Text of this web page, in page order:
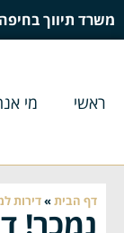
משרד תיווך
ראשי מי
דף הבית»דירות